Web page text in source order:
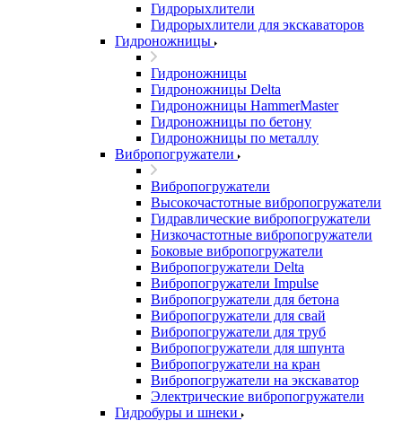
Гидрорыхлители
Гидрорыхлители для экскаваторов
Гидроножницы
Гидроножницы
Гидроножницы Delta
Гидроножницы HammerMaster
Гидроножницы по бетону
Гидроножницы по металлу
Вибропогружатели
Вибропогружатели
Высокочастотные вибропогружатели
Гидравлические вибропогружатели
Низкочастотные вибропогружатели
Боковые вибропогружатели
Вибропогружатели Delta
Вибропогружатели Impulse
Вибропогружатели для бетона
Вибропогружатели для свай
Вибропогружатели для труб
Вибропогружатели для шпунта
Вибропогружатели на кран
Вибропогружатели на экскаватор
Электрические вибропогружатели
Гидробуры и шнеки